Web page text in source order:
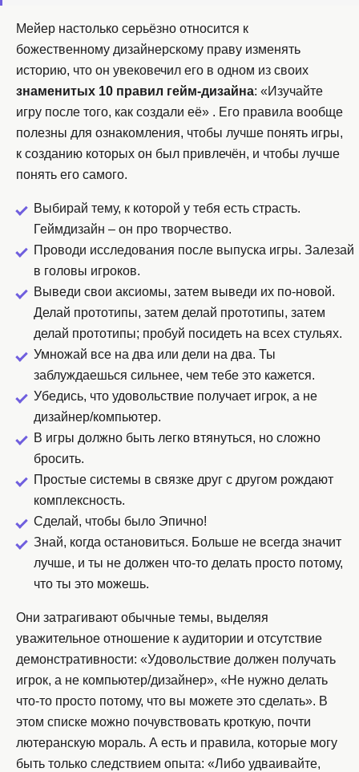
Мейер настолько серьёзно относится к
божественному дизайнерскому праву изменять
историю, что он увековечил его в одном из своих
знаменитых 10 правил гейм-дизайна: «Изучайте
игру после того, как создали её» . Его правила вообще
полезны для ознакомления, чтобы лучше понять игры,
к созданию которых он был привлечён, и чтобы лучше
понять его самого.
Выбирай тему, к которой у тебя есть страсть.
Геймдизайн – он про творчество.
Проводи исследования после выпуска игры. Залезай
в головы игроков.
Выведи свои аксиомы, затем выведи их по-новой.
Делай прототипы, затем делай прототипы, затем
делай прототипы; пробуй посидеть на всех стульях.
Умножай все на два или дели на два. Ты
заблуждаешься сильнее, чем тебе это кажется.
Убедись, что удовольствие получает игрок, а не
дизайнер/компьютер.
В игры должно быть легко втянуться, но сложно
бросить.
Простые системы в связке друг с другом рождают
комплексность.
Сделай, чтобы было Эпично!
Знай, когда остановиться. Больше не всегда значит
лучше, и ты не должен что-то делать просто потому,
что ты это можешь.
Они затрагивают обычные темы, выделяя
уважительное отношение к аудитории и отсутствие
демонстративности: «Удовольствие должен получать
игрок, а не компьютер/дизайнер», «Не нужно делать
что-то просто потому, что вы можете это сделать». В
этом списке можно почувствовать кроткую, почти
лютеранскую мораль. А есть и правила, которые могу
быть только следствием опыта: «Либо удваивайте,